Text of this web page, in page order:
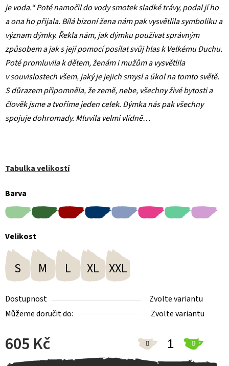
je voda.“ Poté namočil do vody smotek sladké trávy, podal jí ho
a ona ho přijala. Bílá bizoní žena nám pak vysvětlila symboliku a
význam dýmky. Řekla nám, jak dýmku používat správným
způsobem a jak s její pomocí posílat svůj hlas k Velkému Duchu.
Poté promluvila k dětem, ženám i mužům a vysvětlila
v souvislostech všem, jaký je jejich smysl a úkol na tomto světě.
S důrazem připomněla, že země, nebe, všechny živé bytosti a
člověk jsme a tvoříme jeden celek. Dýmka nás pak všechny
spojuje dohromady. Mluvila velmi vlídně…
Tabulka velikostí
Barva
Velikost
S M L XL XXL
Dostupnost
Zvolte variantu
Můžeme doručit do:
Zvolte variantu
605 Kč
Měrná cena: